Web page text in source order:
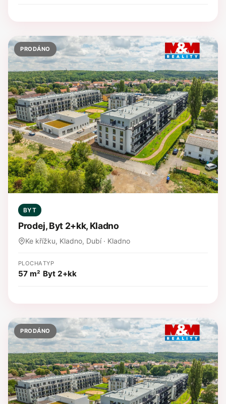
PRODÁNO
BYT
Prodej, Byt 2+kk, Kladno
Ke křížku, Kladno, Dubí · Kladno
PLOCHA
57 m²
TYP
Byt 2+kk
PRODÁNO